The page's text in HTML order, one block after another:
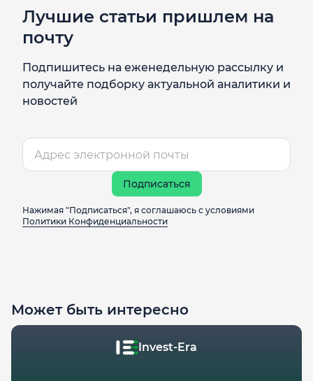
Лучшие статьи пришлем на
почту
Подпишитесь на еженедельную рассылку и
получайте подборку актуальной аналитики и
новостей
Подписаться
Нажимая "Подписаться", я соглашаюсь с условиями
Политики Конфиденциальности
Может быть интересно
Invest-Era